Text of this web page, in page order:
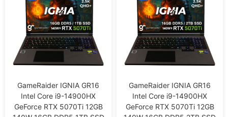
GameRaider IGNIA GR16
Intel Core i9-14900HX
GeForce RTX 5070Ti 12GB
GameRaider IGNIA GR16
Intel Core i9-14900HX
GeForce RTX 5070Ti 12GB